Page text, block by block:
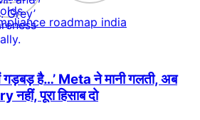
है…’ Meta ने मानी गलती, अब
नहीं, पूरा हिसाब दो